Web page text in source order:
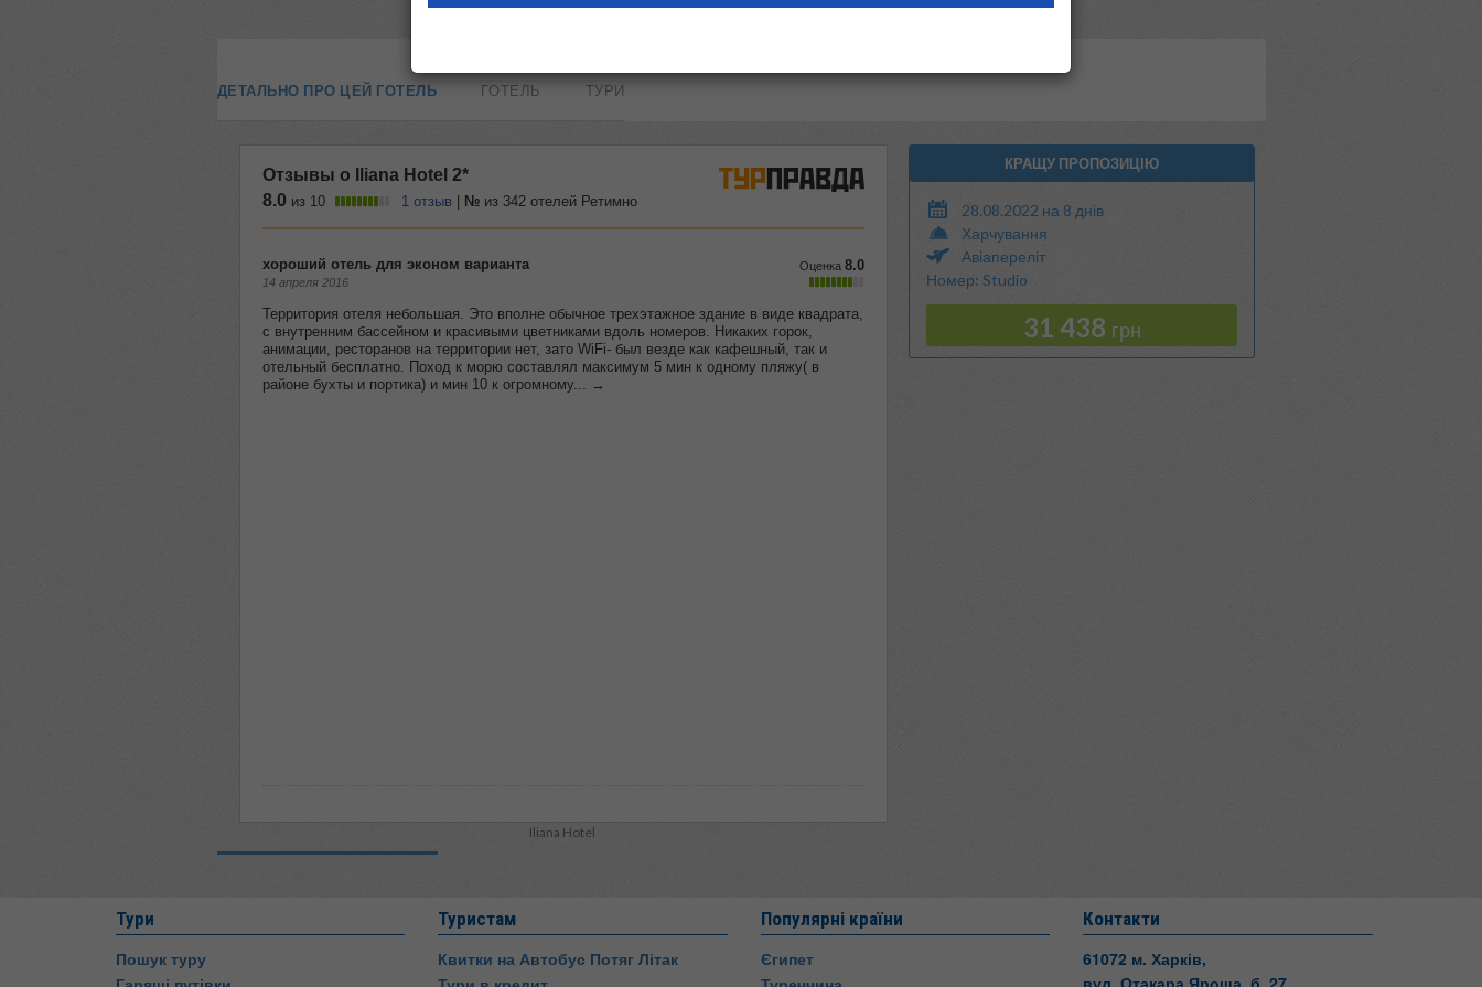
ДЕТАЛЬНО ПРО ЦЕЙ ГОТЕЛЬ ГОТЕЛЬ ТУРИ
Iliana Hotel
КРАЩУ ПРОПОЗИЦІЮ
28.08.2022 на 8 днів
Харчування
Авіапереліт
Номер: Studio
31 438 грн
Тури
Пошук туру
Туристам
Квитки на Автобус Потяг Літак
Популярні країни
Єгипет
Контакти
61072 м. Харків,
вул. Отакара Яроша, б. 27